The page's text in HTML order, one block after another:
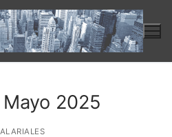
Mayo 2025